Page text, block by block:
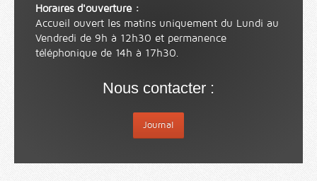
Horaires d'ouverture :
Accueil ouvert les matins uniquement du Lundi au
Vendredi de 9h à 12h30 et permanence
téléphonique de 14h à 17h30.
Nous contacter :
Journal